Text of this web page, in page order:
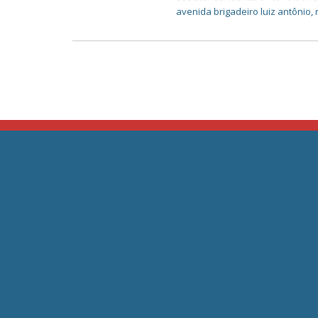
avenida brigadeiro luiz antônio,